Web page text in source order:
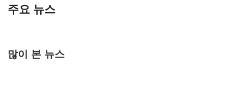
주요 뉴스
많이 본 뉴스